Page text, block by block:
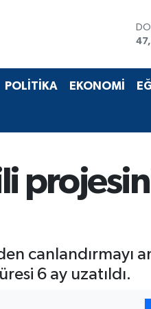
POLİTİKA EKONOMİ
canlandırmayı
6 ay uzatıldı.